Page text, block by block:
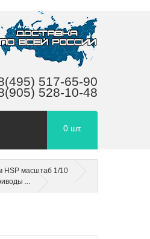
517-65-90
528-10-48
0 шт.
HSP масштаб 1/10
...